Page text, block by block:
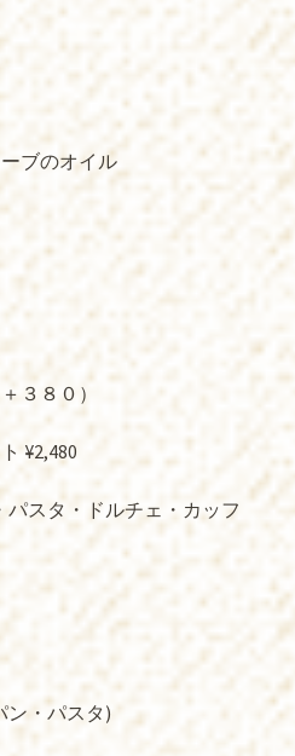
ブのオイル
３８０）
¥2,480
スタ・ドルチェ・カッフ
ン・パスタ)